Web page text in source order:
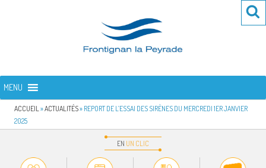
FRONTIGNAN LA PEYRADE
MENU
ACCUEIL »ACTUALITÉS» REPORT DE L’ESSAI DES SIRÈNES DU MERCREDI 1ER JANVIER
2025
EN UN CLIC